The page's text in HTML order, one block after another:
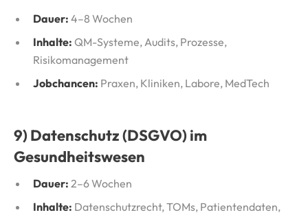
Dauer: 4–8 Wochen
Inhalte: QM-Systeme, Audits, Prozesse,
Risikomanagement
Jobchancen: Praxen, Kliniken, Labore, MedTech
9) Datenschutz (DSGVO) im
Gesundheitswesen
Dauer: 2–6 Wochen
Inhalte: Datenschutzrecht, TOMs, Patientendaten,